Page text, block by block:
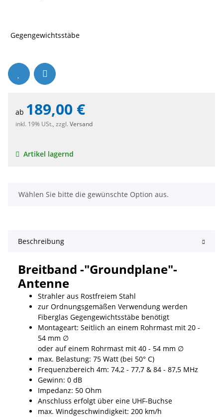
Gegengewichtsstäbe
ab 189,00 €
inkl. 19% USt., zzgl. Versand
Artikel lagernd
x
Wählen Sie bitte die gewünschte Option aus.
Beschreibung
Breitband -"Groundplane"-
Antenne
Strahler aus Rostfreiem Stahl
zur Ordnungsgemäßen Verwendung werden
Fiberglas Gegengewichtsstäbe benötigt
Montageart: Seitlich an einem Rohrmast mit 20 -
54 mm ∅
oder auf einem Rohrmast mit 40 - 54 mm ∅
max. Belastung: 75 Watt (bei 50° C)
Frequenzbereich 4m: 74,2 - 77,7 & 84 - 87,5 MHz
Gewinn: 0 dB
Impedanz: 50 Ohm
Anschluss erfolgt über eine UHF-Buchse
max. Windgeschwindigkeit: 200 km/h